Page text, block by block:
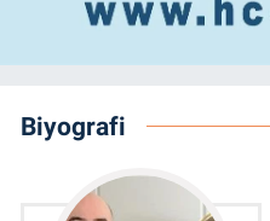
Biyografi